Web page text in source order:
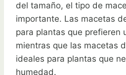
del tamaño, el tipo de
importante. Las macetas
para plantas que prefieren
mientras que las macetas
ideales para plantas que
humedad.